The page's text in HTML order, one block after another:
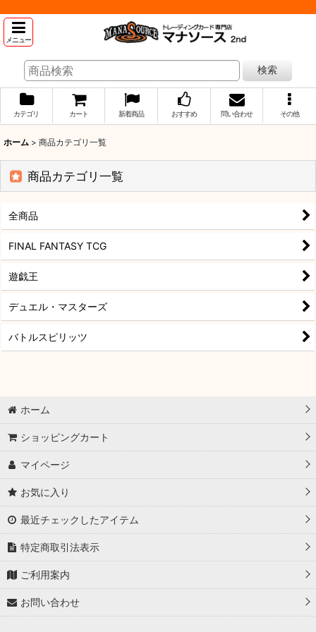
メニュー
検索
カテゴリ カート 新着商品 おすすめ 問い合わせ その他
ホーム > 商品カテゴリ一覧
商品カテゴリ一覧
全商品
FINAL FANTASY TCG
遊戯王
デュエル・マスターズ
バトルスピリッツ
ホーム
ショッピングカート
マイページ
お気に入り
最近チェックしたアイテム
特定商取引法表示
ご利用案内
お問い合わせ